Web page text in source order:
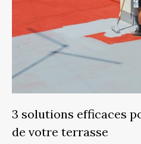
3 solutions efficaces
de votre terrasse